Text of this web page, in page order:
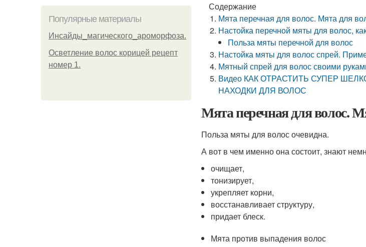
Популярные материалы
Инсайды_магического_ароморфоза.
Осветление волос корицей рецепт
номер 1.
Содержание
Мята перечная для волос. Мята для
Настойка перечной мяты для волос,
Польза мяты перечной для волос
Настойка мяты для волос спрей.
Мятный спрей для волос своими
Видео КАК ОТРАСТИТЬ СУПЕР
НАХОДКИ ДЛЯ ВОЛОС
Мята перечная для волос.
Польза мяты для волос очевидна.
А вот в чем именно она состоит, знают
очищает,
тонизирует,
укрепляет корни,
восстанавливает структуру,
придает блеск.
Мята против выпадения волос